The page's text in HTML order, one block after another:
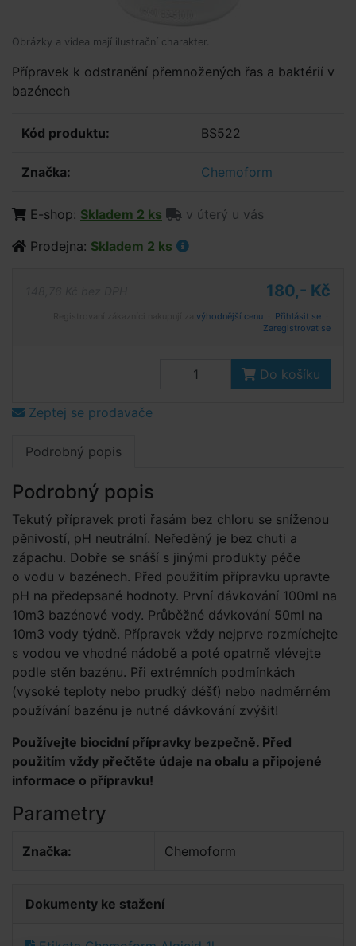
Obrázky a videa mají ilustrační charakter.
Přípravek k odstranění přemnožených řas a baktérií v
bazénech
Kód produktu: BS522
Značka: Chemoform
E-shop: Skladem 2 ks
v úterý u vás
Prodejna: Skladem 2 ks
180,- Kč
výhodnější cenu Přihlásit se
Zaregistrovat se
Do košíku
Zeptej se prodavače
Podrobný popis
Podrobný popis
Tekutý přípravek proti řasám bez chloru se sníženou
pěnivostí, pH neutrální. Neředěný je bez chuti a
zápachu. Dobře se snáší s jinými produkty péče
o vodu v bazénech. Před použitím přípravku upravte
pH na předepsané hodnoty. První dávkování 100ml na
10m3 bazénové vody. Průběžné dávkování 50ml na
10m3 vody týdně. Přípravek vždy nejprve rozmíchejte
s vodou ve vhodné nádobě a poté opatrně vlévejte
podle stěn bazénu. Při extrémních podmínkách
(vysoké teploty nebo prudký déšť) nebo nadměrném
používání bazénu je nutné dávkování zvýšit!
Používejte biocidní přípravky bezpečně. Před
použitím vždy přečtěte údaje na obalu a připojené
informace o přípravku!
Parametry
Značka: Chemoform
Dokumenty ke stažení